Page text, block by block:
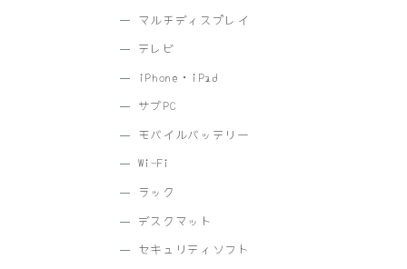
マルチディスプレイ
テレビ
iPhone・iPad
サブPC
モバイルバッテリー
Wi-Fi
ラック
デスクマット
セキュリティソフト